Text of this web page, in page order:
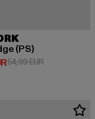
(PS)
Preis: 30,24 EUR
54,99 EURAktionspreis: